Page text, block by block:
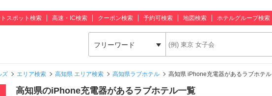
スポット検索 高速・IC検索 クーポン検索 予約可検索 地図検索 ホテルグループ検索
フリーワード
ズ エリア検索 高知県 エリア検索 高知県ラブホテル 高知県 iPhone充電器があるラブホテル
高知県のiPhone充電器があるラブホテル一覧